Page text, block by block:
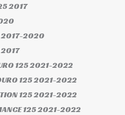
2017
2017-2020
2017
1252021-2022
1252021-2022
1252021-2022
1252021-2022